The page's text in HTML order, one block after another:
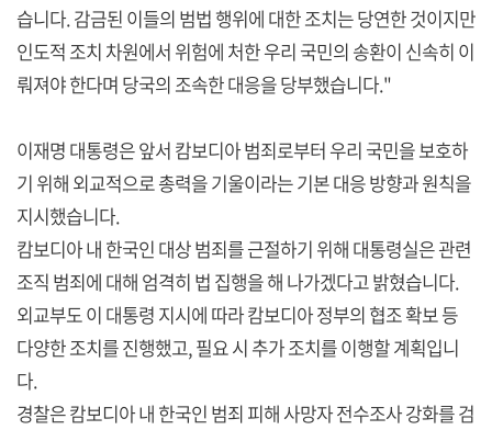
습니다. 감금된 이들의 범법 행위에 대한 조치는 당연한 것이지만
인도적 조치 차원에서 위험에 처한 우리 국민의 송환이 신속히 이
뤄져야 한다며 당국의 조속한 대응을 당부했습니다."
이재명 대통령은 앞서 캄보디아 범죄로부터 우리 국민을 보호하
기 위해 외교적으로 총력을 기울이라는 기본 대응 방향과 원칙을
지시했습니다.
캄보디아 내 한국인 대상 범죄를 근절하기 위해 대통령실은 관련
조직 범죄에 대해 엄격히 법 집행을 해 나가겠다고 밝혔습니다.
외교부도 이 대통령 지시에 따라 캄보디아 정부의 협조 확보 등
다양한 조치를 진행했고, 필요 시 추가 조치를 이행할 계획입니
다.
경찰은 캄보디아 내 한국인 범죄 피해 사망자 전수조사 강화를 검